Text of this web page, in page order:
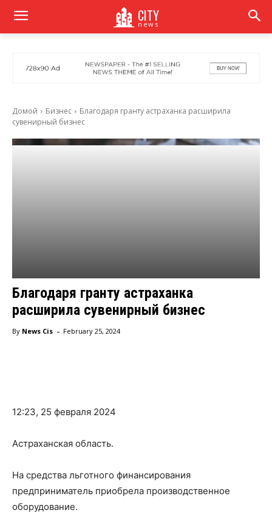
CITY
news
Домой Бизнес
Благодаря гранту астраханка расширила
сувенирный бизнес
Благодаря гранту астраханка
расширила сувенирный бизнес
By News Cis - February 25, 2024
12:23, 25 февраля 2024
Астраханская область.
На средства льготного финансирования
предприниматель приобрела производственное
оборудование.